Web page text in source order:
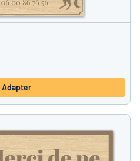
Adapter